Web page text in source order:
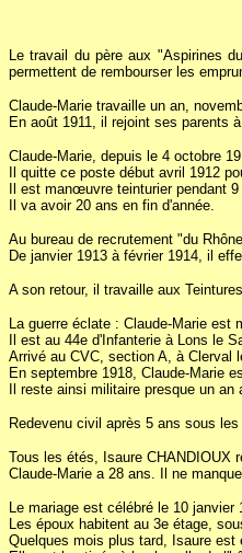
Le travail du père aux "Aspirines
permettent de rembourser les
Claude-Marie travaille un an,
En août 1911, il rejoint ses parents
Claude-Marie, depuis le 4 octobre
Il quitte ce poste début avril 1912
Il est manœuvre teinturier pendant
Il va avoir 20 ans en fin d'année.
Au bureau de recrutement "du
De janvier 1913 à février 1914, il
A son retour, il travaille aux
La guerre éclate : Claude-Marie est
Il est au 44e d'Infanterie à Lons le
Arrivé au CVC, section A, à Clerval
En septembre 1918, Claude-Marie
Il reste ainsi militaire presque un
Redevenu civil après 5 ans sous
Tous les étés, Isaure CHANDIOUX
Claude-Marie a 28 ans. Il ne
Le mariage est célébré le 10 janvier
Les époux habitent au 3e étage,
Quelques mois plus tard, Isaure est